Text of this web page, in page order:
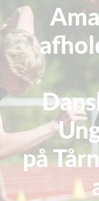
på